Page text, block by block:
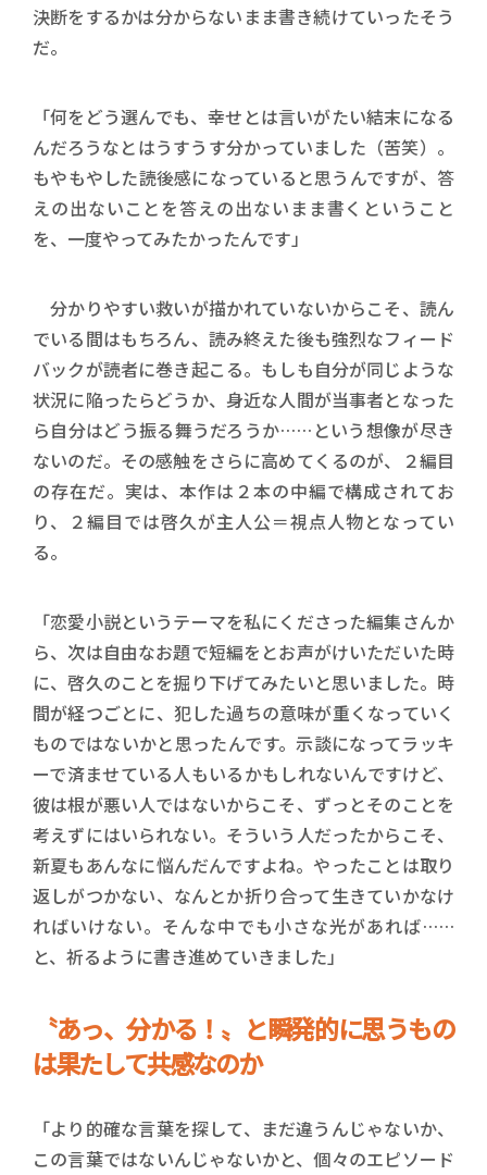
決断をするかは分からないまま書き続けていったそう
だ。
「何をどう選んでも、幸せとは言いがたい結末になる
んだろうなとはうすうす分かっていました（苦笑）。
もやもやした読後感になっていると思うんですが、答
えの出ないことを答えの出ないまま書くということ
を、一度やってみたかったんです」
分かりやすい救いが描かれていないからこそ、読ん
でいる間はもちろん、読み終えた後も強烈なフィード
バックが読者に巻き起こる。もしも自分が同じような
状況に陥ったらどうか、身近な人間が当事者となった
ら自分はどう振る舞うだろうか……という想像が尽き
ないのだ。その感触をさらに高めてくるのが、２編目
の存在だ。実は、本作は２本の中編で構成されてお
り、２編目では啓久が主人公＝視点人物となってい
る。
「恋愛小説というテーマを私にくださった編集さんか
ら、次は自由なお題で短編をとお声がけいただいた時
に、啓久のことを掘り下げてみたいと思いました。時
間が経つごとに、犯した過ちの意味が重くなっていく
ものではないかと思ったんです。示談になってラッキ
ーで済ませている人もいるかもしれないんですけど、
彼は根が悪い人ではないからこそ、ずっとそのことを
考えずにはいられない。そういう人だったからこそ、
新夏もあんなに悩んだんですよね。やったことは取り
返しがつかない、なんとか折り合って生きていかなけ
ればいけない。そんな中でも小さな光があれば……
と、祈るように書き進めていきました」
〝あっ、分かる！〟と瞬発的に思うもの
は果たして共感なのか
「より的確な言葉を探して、まだ違うんじゃないか、
この言葉ではないんじゃないかと、個々のエピソード